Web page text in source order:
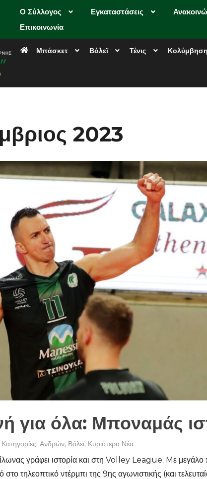
Ο Σύλλογος Εγκαταστάσεις
Επικοινωνία
Μπάσκετ Βόλεϊ Τένις Κολύμβηση
2023
για όλα: Μποναμάς
Κατηγορίες: Ανδρών, Βόλεϊ, Κυριότερα Νέα
γράφει ιστορία και στη Volley League. Mε
τηλεοπτικό ντέρμπι της 9ης αγωνιστικής (και